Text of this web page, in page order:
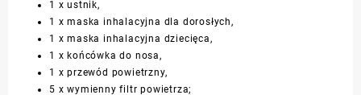
1 x ustnik,
1 xmaska inhalacyjna dla dorosłych,
1 x maska inhalacyjna dziecięca,
1 x końcówka do nosa,
1 x przewód powietrzny,
5 x wymienny filtr powietrza;